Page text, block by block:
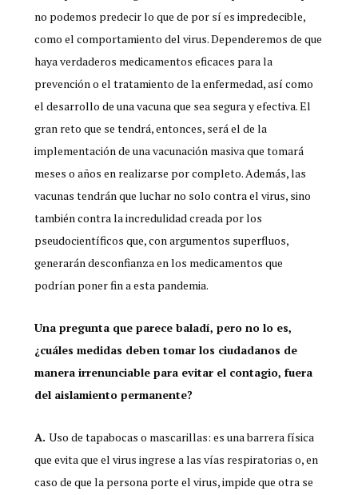
no podemos predecir lo que de por sí es impredecible,
como el comportamiento del virus. Dependeremos de que
haya verdaderos medicamentos eficaces para la
prevención o el tratamiento de la enfermedad, así como
el desarrollo de una vacuna que sea segura y efectiva. El
gran reto que se tendrá, entonces, será el de la
implementación de una vacunación masiva que tomará
meses o años en realizarse por completo. Además, las
vacunas tendrán que luchar no solo contra el virus, sino
también contra la incredulidad creada por los
pseudocientíficos que, con argumentos superfluos,
generarán desconfianza en los medicamentos que
podrían poner fin a esta pandemia.
Una pregunta que parece baladí, pero no lo es,
¿cuáles medidas deben tomar los ciudadanos de
manera irrenunciable para evitar el contagio, fuera
del aislamiento permanente?
A. Uso de tapabocas o mascarillas: es una barrera física
que evita que el virus ingrese a las vías respiratorias o, en
caso de que la persona porte el virus, impide que otra se